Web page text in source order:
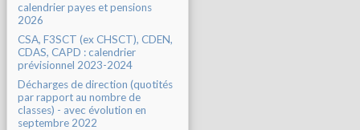
calendrier payes et pensions
2026
CSA, F3SCT (ex CHSCT), CDEN,
CDAS, CAPD : calendrier
prévisionnel 2023-2024
Décharges de direction (quotités
par rapport au nombre de
classes) - avec évolution en
septembre 2022